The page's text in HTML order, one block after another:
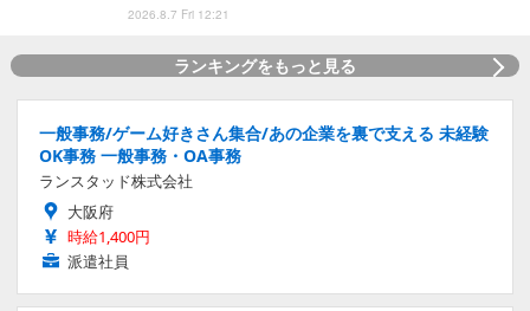
2026.8.7 Fri 12:21
ランキングをもっと見る
一般事務/ゲーム好きさん集合/あの企業を裏で支える 未経験
OK事務 一般事務・OA事務
ランスタッド株式会社
大阪府
時給1,400円
派遣社員